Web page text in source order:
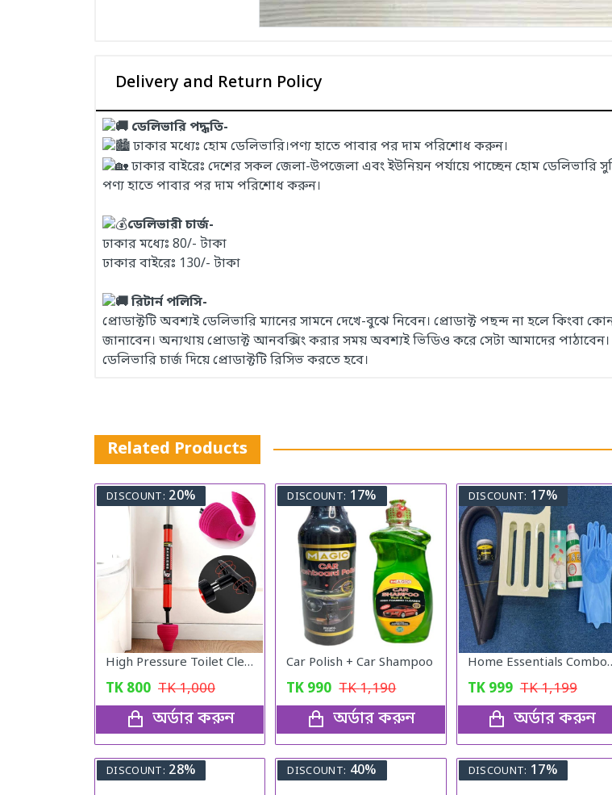
Delivery and Return Policy
ডেলিভারি পদ্ধতি-
ঢাকার মধ্যেঃ হোম ডেলিভারি।পণ্য হাতে পাবার পর দাম পরিশোধ করুন।
ঢাকার বাইরেঃ দেশের সকল জেলা-উপজেলা এবং ইউনিয়ন পর্যায়ে পাচ্ছেন হোম ডেলিভারি
পণ্য হাতে পাবার পর দাম পরিশোধ করুন।
ডেলিভারী চার্জ-
ঢাকার মধ্যেঃ 80/- টাকা
ঢাকার বাইরেঃ 130/- টাকা
রিটার্ন পলিসি-
প্রোডাক্টটি অবশ্যই ডেলিভারি ম্যানের সামনে দেখে-বুঝে নিবেন। প্রোডাক্ট পছন্দ না হলে
জানাবেন। অন্যথায় প্রোডাক্ট আনবক্সিং করার সময় অবশ্যই ভিডিও করে সেটা আমাদের
ডেলিভারি চার্জ দিয়ে প্রোডাক্টটি রিসিভ করতে হবে।
Related Products
DISCOUNT: 20%
High Pressure Toilet Cleaning PUMP
TK 800 TK1,000
অর্ডার করুন
DISCOUNT: 17%
Car Polish + Car Shampoo
TK 990 TK1,190
অর্ডার করুন
DISCOUNT: 17%
Home
TK 999 TK1,199
অর্ডার করুন
DISCOUNT: 28% DISCOUNT: 40% DISCOUNT: 17%